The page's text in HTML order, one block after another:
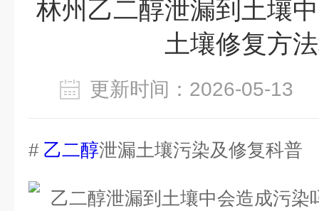
林州乙二醇泄漏到土壤
土壤修复方
更新时间：2026-05-
# 乙二醇泄漏土壤污染及修复科普